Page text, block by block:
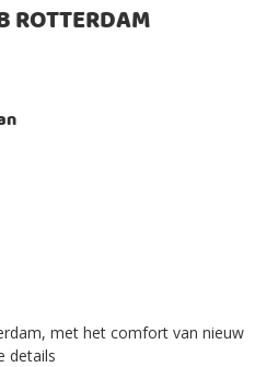
ROTTERDAM
met het comfort van nieuw
details